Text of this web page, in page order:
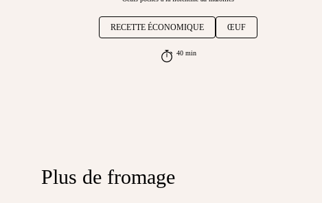
RECETTE ÉCONOMIQUE ŒUF
40 min
Plus de fromage